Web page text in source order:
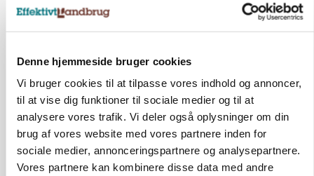
Denne hjemmeside bruger cookies
Vi bruger cookies til at tilpasse vores indhold og annoncer,
til at vise dig funktioner til sociale medier og til at
analysere vores trafik. Vi deler også oplysninger om din
brug af vores website med vores partnere inden for
sociale medier, annonceringspartnere og analysepartnere.
Vores partnere kan kombinere disse data med andre
Olieprisfald og fredshåb sender F5-renten ned
på 3 procent
Loading...